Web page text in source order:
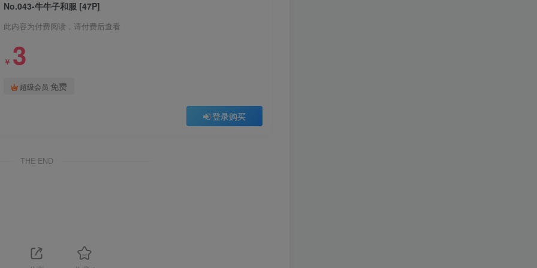
No.043-牛牛子和服 [47P]
此内容为付费阅读，请付费后查看
￥ 3
超级会员 免费
登录购买
THE END